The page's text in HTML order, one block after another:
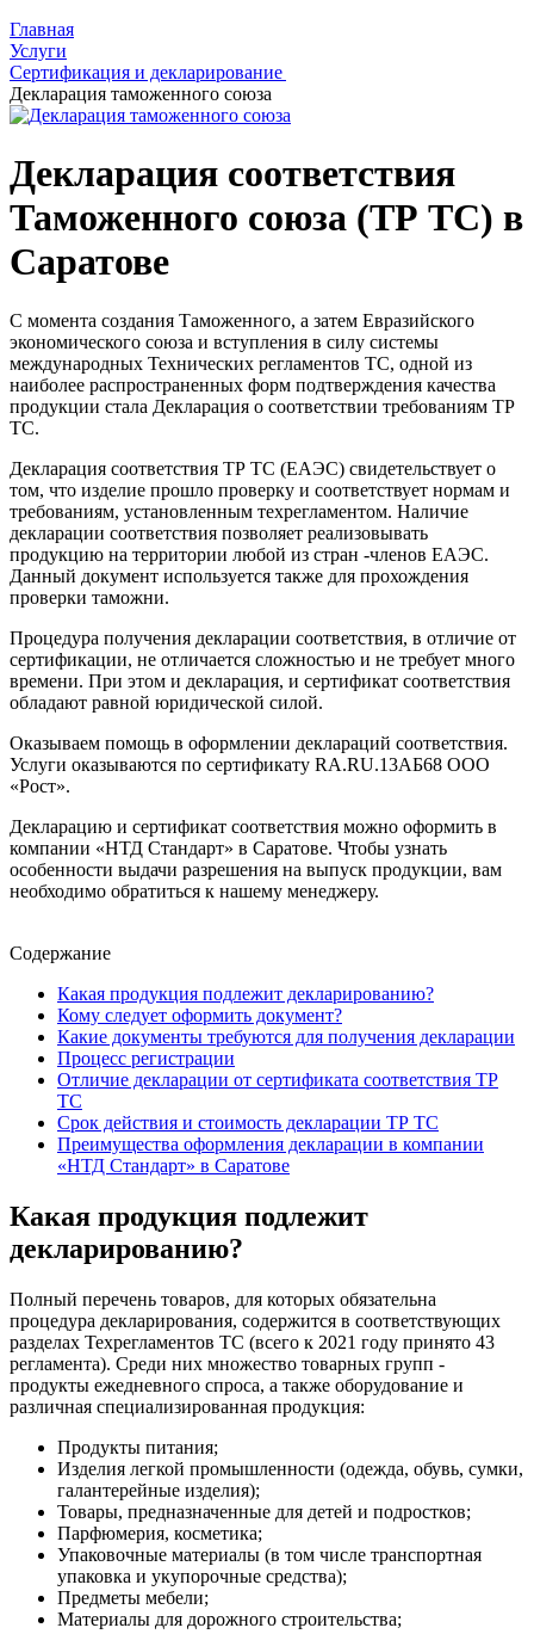
Главная
Услуги
Сертификация и декларирование
Декларация таможенного союза
Декларация соответствия
Таможенного союза (ТР ТС) в
Саратове
С момента создания Таможенного, а затем Евразийского
экономического союза и вступления в силу системы
международных Технических регламентов ТС, одной из
наиболее распространенных форм подтверждения качества
продукции стала Декларация о соответствии требованиям ТР
ТС.
Декларация соответствия ТР ТС (ЕАЭС) свидетельствует о
том, что изделие прошло проверку и соответствует нормам и
требованиям, установленным техрегламентом. Наличие
декларации соответствия позволяет реализовывать
продукцию на территории любой из стран -членов ЕАЭС.
Данный документ используется также для прохождения
проверки таможни.
Процедура получения декларации соответствия, в отличие от
сертификации, не отличается сложностью и не требует много
времени. При этом и декларация, и сертификат соответствия
обладают равной юридической силой.
Оказываем помощь в оформлении деклараций соответствия.
Услуги оказываются по сертификату RA.RU.13АБ68 ООО
«Рост».
Декларацию и сертификат соответствия можно оформить в
компании «НТД Стандарт» в Саратове. Чтобы узнать
особенности выдачи разрешения на выпуск продукции, вам
необходимо обратиться к нашему менеджеру.
Содержание
Какая продукция подлежит декларированию?
Кому следует оформить документ?
Какие документы требуются для получения декларации
Процесс регистрации
Отличие декларации от сертификата соответствия ТР
ТС
Срок действия и стоимость декларации ТР ТС
Преимущества оформления декларации в компании
«НТД Стандарт» в Саратове
Какая продукция подлежит
декларированию?
Полный перечень товаров, для которых обязательна
процедура декларирования, содержится в соответствующих
разделах Техрегламентов ТС (всего к 2021 году принято 43
регламента). Среди них множество товарных групп -
продукты ежедневного спроса, а также оборудование и
различная специализированная продукция:
Продукты питания;
Изделия легкой промышленности (одежда, обувь, сумки,
галантерейные изделия);
Товары, предназначенные для детей и подростков;
Парфюмерия, косметика;
Упаковочные материалы (в том числе транспортная
упаковка и укупорочные средства);
Предметы мебели;
Материалы для дорожного строительства;